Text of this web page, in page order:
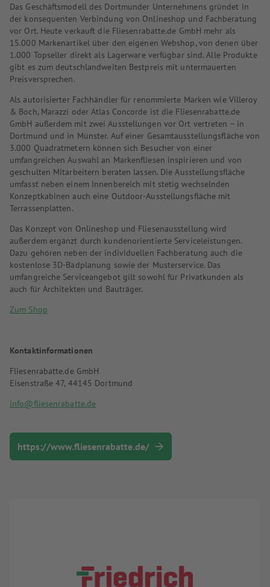
Das Geschäftsmodell des Dortmunder Unternehmens gründet in
der konsequenten Verbindung von Onlineshop und Fachberatung
vor Ort. Heute verkauft die Fliesenrabatte.de GmbH mehr als
15.000 Markenartikel über den eigenen Webshop, von denen über
1.000 Topseller direkt als Lagerware verfügbar sind. Alle Produkte
gibt es zum deutschlandweiten Bestpreis mit untermauerten
Preisversprechen.
Als autorisierter Fachhändler für renommierte Marken wie Villeroy
& Boch, Marazzi oder Atlas Concorde ist die Fliesenrabatte.de
GmbH außerdem mit zwei Ausstellungen vor Ort vertreten – in
Dortmund und in Münster. Auf einer Gesamtausstellungsfläche von
3.000 Quadratmetern können sich Besucher von einer
umfangreichen Auswahl an Markenfliesen inspirieren und von
geschulten Mitarbeitern beraten lassen. Die Ausstellungsfläche
umfasst neben einem Innenbereich mit stetig wechselnden
Konzeptkabinen auch eine Outdoor-Ausstellungsfläche mit
Terrassenplatten.
Das Konzept von Onlineshop und Fliesenausstellung wird
außerdem ergänzt durch kundenorientierte Serviceleistungen.
Dazu gehören neben der individuellen Fachberatung auch die
kostenlose 3D-Badplanung sowie der Musterservice. Das
umfangreiche Serviceangebot gilt sowohl für Privatkunden als
auch für Architekten und Bauträger.
Zum Shop
Kontaktinformationen
Fliesenrabatte.de GmbH
Eisenstraße 47, 44145 Dortmund
info@fliesenrabatte.de
https://www.fliesenrabatte.de/